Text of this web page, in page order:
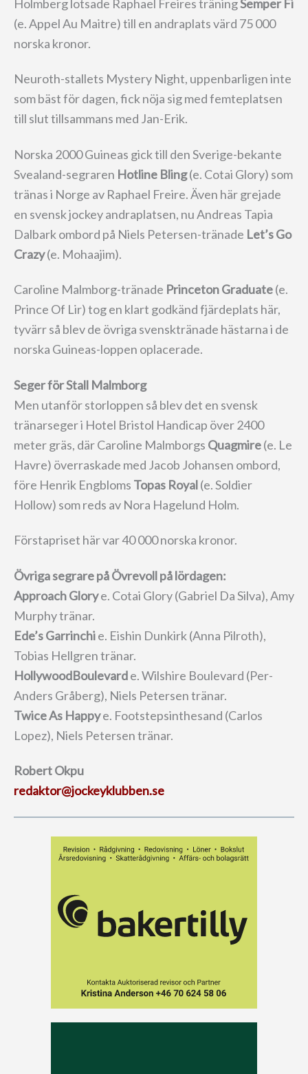
Holmberg lotsade Raphael Freires träningSemper Fi
(e. Appel Au Maitre) till en andraplats värd 75 000
norska kronor.
Neuroth-stallets Mystery Night, uppenbarligen inte
som bäst för dagen, fick nöja sig med femteplatsen
till slut tillsammans med Jan-Erik.
Norska 2000 Guineas gick till den Sverige-bekante
Svealand-segraren Hotline Bling(e. Cotai Glory) som
tränas i Norge av Raphael Freire. Även här grejade
en svensk jockey andraplatsen, nu Andreas Tapia
Dalbark ombord på Niels Petersen-tränade Let’s Go
Crazy(e. Mohaajim).
Caroline Malmborg-tränade Princeton Graduate(e.
Prince Of Lir) tog en klart godkänd fjärdeplats här,
tyvärr så blev de övriga svensktränade hästarna i de
norska Guineas-loppen oplacerade.
Seger för Stall Malmborg
Men utanför storloppen så blev det en svensk
tränarseger i Hotel Bristol Handicap över 2400
meter gräs, där Caroline Malmborgs Quagmire(e. Le
Havre) överraskade med Jacob Johansen ombord,
före Henrik Engbloms Topas Royal(e. Soldier
Hollow) som reds av Nora Hagelund Holm.
Förstapriset här var 40 000 norska kronor.
Övriga segrare på Övrevoll på lördagen:
Approach Glorye. Cotai Glory (Gabriel Da Silva), Amy
Murphy tränar.
Ede’s Garrinchie. Eishin Dunkirk (Anna Pilroth),
Tobias Hellgren tränar.
HollywoodBoulevarde. Wilshire Boulevard (Per-
Anders Gråberg), Niels Petersen tränar.
Twice As Happye. Footstepsinthesand (Carlos
Lopez), Niels Petersen tränar.
Robert Okpu
redaktor@jockeyklubben.se